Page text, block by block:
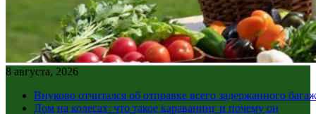
8 августа, 2026
Внуково отчитался об отправке всего задержанного
Дом на колесах: что такое караванинг и почему он